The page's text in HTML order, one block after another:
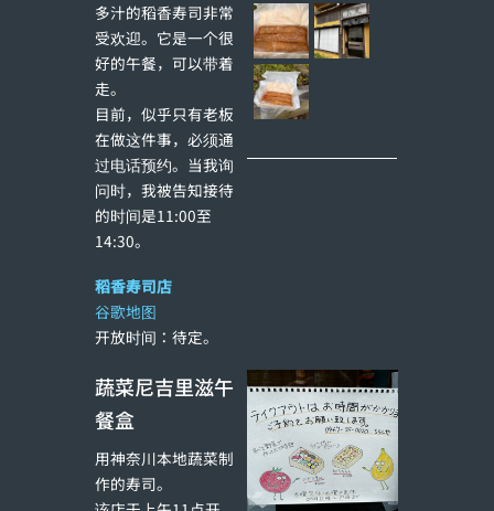
多汁的稻香寿司非常
受欢迎。它是一个很
好的午餐，可以带着
走。
目前，似乎只有老板
在做这件事，必须通
过电话预约。当我询
问时，我被告知接待
的时间是11:00至
14:30。
稻香寿司店
谷歌地图
开放时间：待定。
蔬菜尼吉里滋午
餐盒
用神奈川本地蔬菜制
作的寿司。